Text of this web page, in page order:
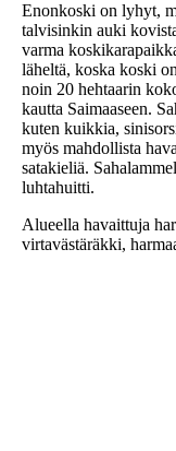
Enonkoski on lyhyt,
talvisinkin auki
varma
läheltä, koska koski
noin 20 hehtaarin
kautta Saimaaseen.
kuten kuikkia,
myös mahdollista
satakieliä.
luhtahuitti.
Alueella havaittuja
virtavästäräkki,